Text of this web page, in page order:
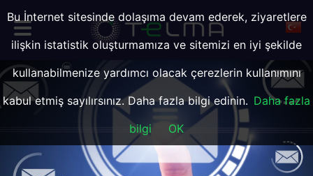
Bu İnternet sitesinde dolaşıma devam ederek, ziyaretlere
ilişkin istatistik oluşturmamıza ve sitemizi en iyi şekilde
kullanabilmenize yardımcı olacak çerezlerin kullanımını
kabul etmiş sayılırsınız. Daha fazla bilgi edinin. Daha fazla
bilgi
OK